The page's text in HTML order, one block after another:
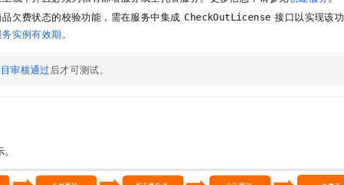
品欠费状态的校验功能，需在服务中集成 CheckOutLicense 接口以实现该功
实例有效期。
审核通过后才可测试。
AI 应用构建
大模型服务平台百炼-应用模版
AI Native 的算法工程平台，一站式完成建模、训练、推理服务部署 云端极速 AI 应用创作平台
ERP
OA 办公系统
Red Hat
定制小程序
科研合作